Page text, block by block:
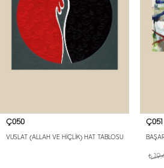
Ç050
VUSLAT (ALLAH VE HİÇLİK) HAT TABLOSU
Ç051
t